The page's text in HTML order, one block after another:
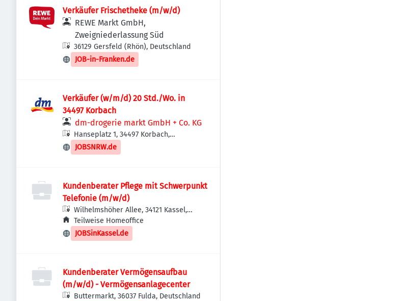
Verkäufer Frischetheke (m/w/d)
REWE Markt GmbH,
Zweigniederlassung Süd
36129 Gersfeld (Rhön), Deutschland
JOB-in-Franken.de
Verkäufer (w/m/d) 20 Std./Wo. in
34497 Korbach
dm-drogerie markt GmbH + Co. KG
Hanseplatz 1, 34497 Korbach,
Deutschland
JOBSNRW.de
Kundenberater Pflege mit Schwerpunkt
Telefonie (m/w/d)
Wilhelmshöher Allee, 34121 Kassel,
Deutschland
Teilweise Homeoffice
JOBSinKassel.de
Kundenberater Vermögensaufbau
(m/w/d) - Vermögensanlagecenter
Buttermarkt, 36037 Fulda, Deutschland